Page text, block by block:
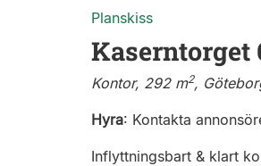
Planskiss
Kaserntorget
Kontor, 292 m2,
Hyra: Kontakta
Inflyttningsbart & klart